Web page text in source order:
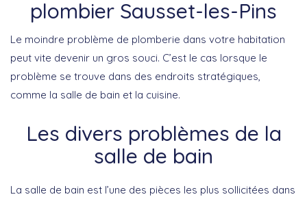
plombier Sausset-les-Pins
Le moindre problème de plomberie dans votre habitation
peut vite devenir un gros souci. C’est le cas lorsque le
problème se trouve dans des endroits stratégiques,
comme la salle de bain et la cuisine.
Les divers problèmes de la
salle de bain
La salle de bain est l’une des pièces les plus sollicitées dans